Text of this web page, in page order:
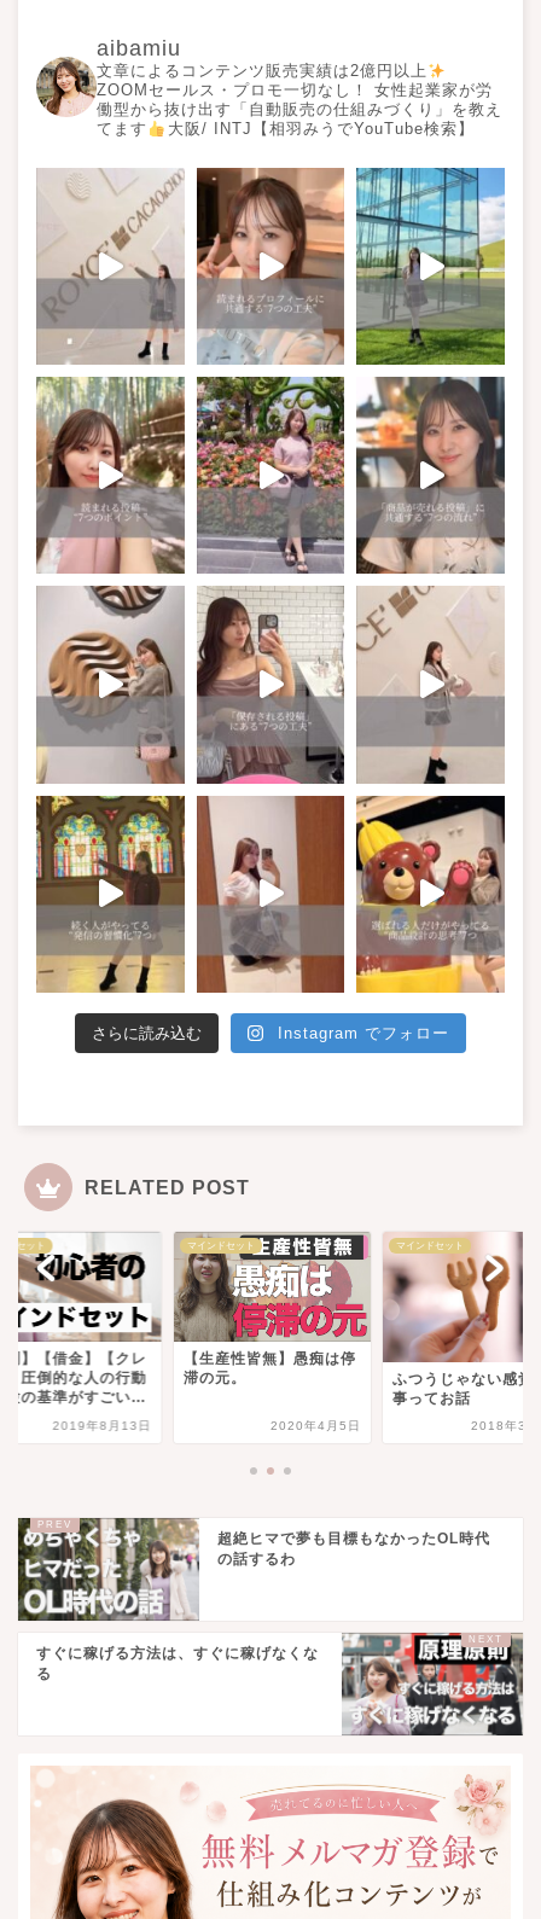
aibamiu
文章によるコンテンツ販売実績は2億円以上
ZOOMセールス・プロモ一切なし！ 女性起業家が労
働型から抜け出す「自動販売の仕組みづくり」を教え
てます
大阪/ INTJ【相羽みうでYouTube検索】
さらに読み込む Instagram でフォロー
RELATED POST
クレ
行動
ごい…
月13日
【生産性皆無】愚痴は停
滞の元。
マインドセット
ふつうじゃない感覚は大
2018年3月28日
【裁
ーム
超絶ヒマで夢も目標もなかったOL時代
の話するわ
すぐに稼げる方法は、すぐに稼げなくな
る